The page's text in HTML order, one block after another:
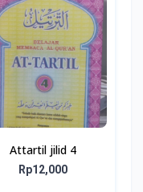
Attartil jilid 4
Rp12,000